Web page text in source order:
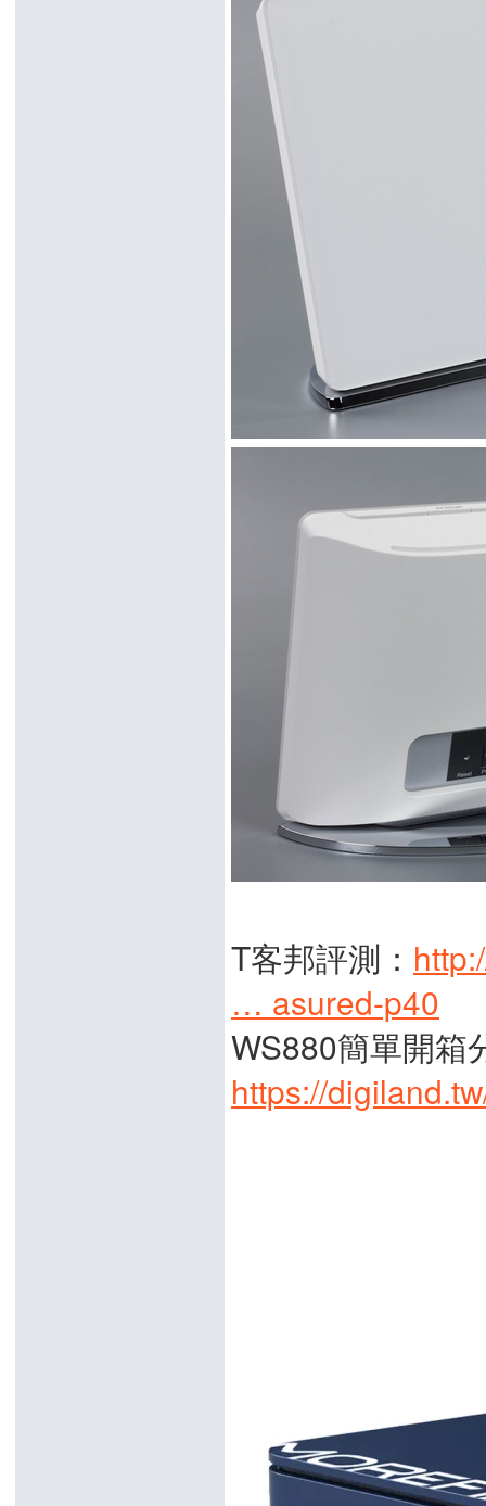
T客邦評測：
… asured-p40
WS880簡單開箱
https://